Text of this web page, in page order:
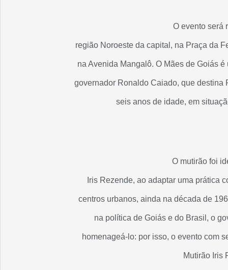
O evento será
região Noroeste da capital, na Praça da
na Avenida Mangalô. O Mães de Goiás
governador Ronaldo Caiado, que destina
seis anos de idade, em
O mutirão foi
Iris Rezende, ao adaptar uma prática
centros urbanos, ainda na década de
na política de Goiás e do Brasil, o
homenageá-lo: por isso, o evento com
Mutirão Iris